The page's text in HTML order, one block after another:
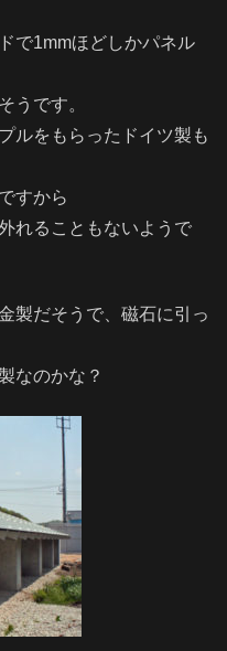
で1mmほどしかパネル
うです。
ルをもらったドイツ製も
すから
れることもないようで
製だそうで、磁石に引っ
なのかな？